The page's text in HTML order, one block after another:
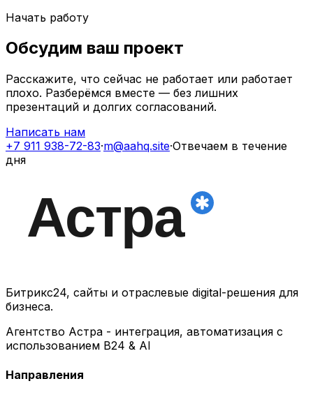
Начать работу
Обсудим ваш проект
Расскажите, что сейчас не работает или работает
плохо. Разберёмся вместе — без лишних
презентаций и долгих согласований.
Написать нам
+7 911 938-72-83·m@aahq.site·Отвечаем в течение
дня
Битрикс24, сайты и отраслевые digital-решения для
бизнеса.
Агентство Астра - интеграция, автоматизация с
использованием B24 & AI
Направления